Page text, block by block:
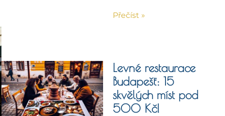
Přečíst »
Levné restaurace
Budapešť: 15
skvělých míst pod
500 Kč!